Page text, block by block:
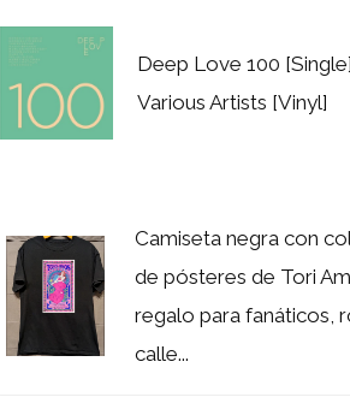
Deep Love 100
Various Artists [Vinyl]
Camiseta negra con
de pósteres de Tori
regalo para fanáticos,
calle...